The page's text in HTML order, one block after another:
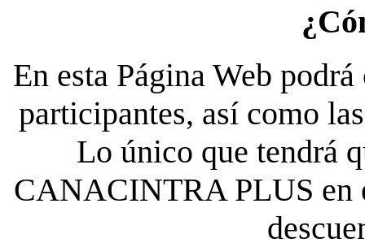
En esta Página Web
participantes, así como
Lo único que tendrá
CANACINTRA PLUS en